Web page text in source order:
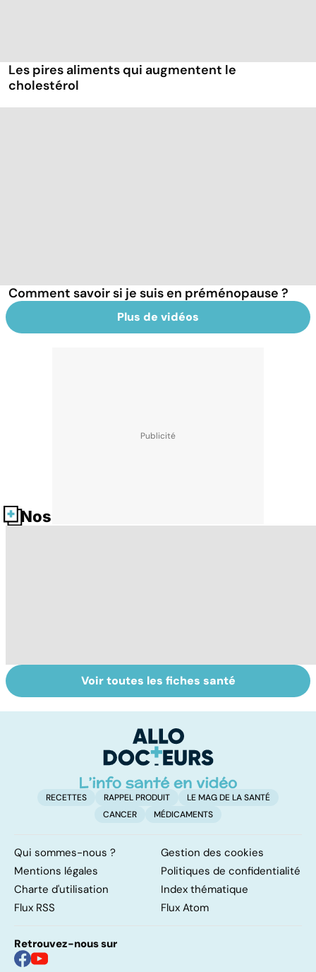
Les pires aliments qui augmentent le
cholestérol
Comment savoir si je suis en préménopause ?
Plus de vidéos
Nos fiches santé
Dérèglement
hormonal : et si
Tout savoir sur
les infections
Voir toutes les fiches santé
RECETTES RAPPEL PRODUIT
LE MAG DE LA SANTÉ
CANCER
MÉDICAMENTS
Qui sommes-nous ?
Gestion des cookies
Mentions légales
Politiques de confidentialité
Charte d'utilisation
Index thématique
Flux RSS
Flux Atom
Retrouvez-nous sur